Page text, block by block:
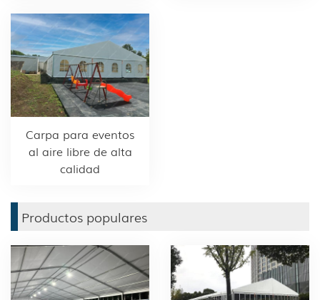
Carpa para eventos
al aire libre de alta
calidad
Productos populares